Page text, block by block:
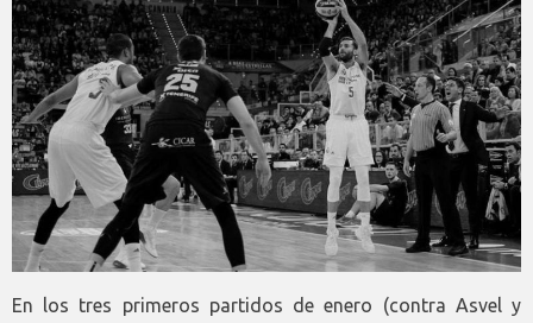
En los tres primeros partidos de enero (contra Asvel y